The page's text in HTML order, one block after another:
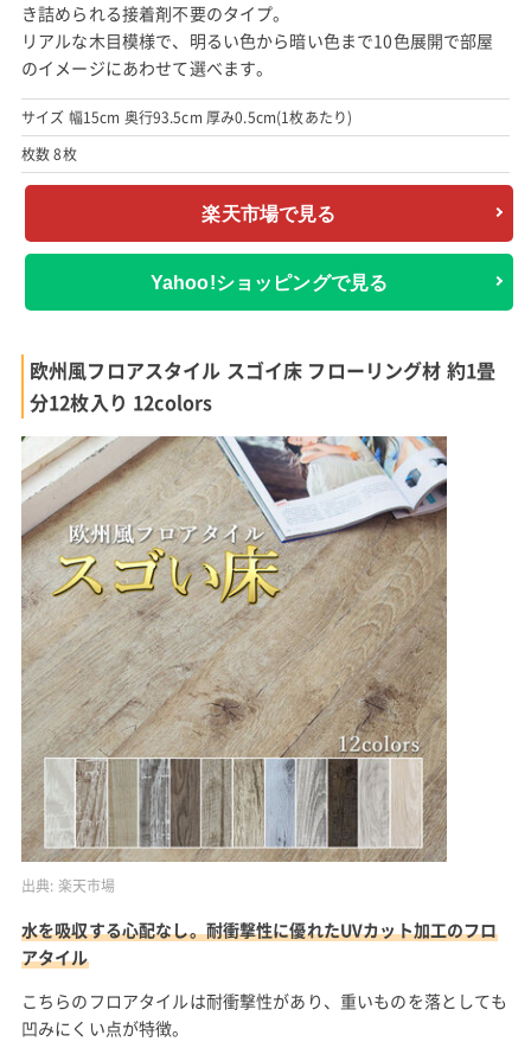
き詰められる接着剤不要のタイプ。
リアルな木目模様で、明るい色から暗い色まで10色展開で部屋
のイメージにあわせて選べます。
サイズ 幅15cm 奥行93.5cm 厚み0.5cm(1枚あたり)
枚数 8枚
楽天市場で見る
Yahoo!ショッピングで見る
欧州風フロアスタイル スゴイ床 フローリング材 約1畳
分12枚入り 12colors
出典: 楽天市場
水を吸収する心配なし。耐衝撃性に優れたUVカット加工のフロ
アタイル
こちらのフロアタイルは耐衝撃性があり、重いものを落としても
凹みにくい点が特徴。